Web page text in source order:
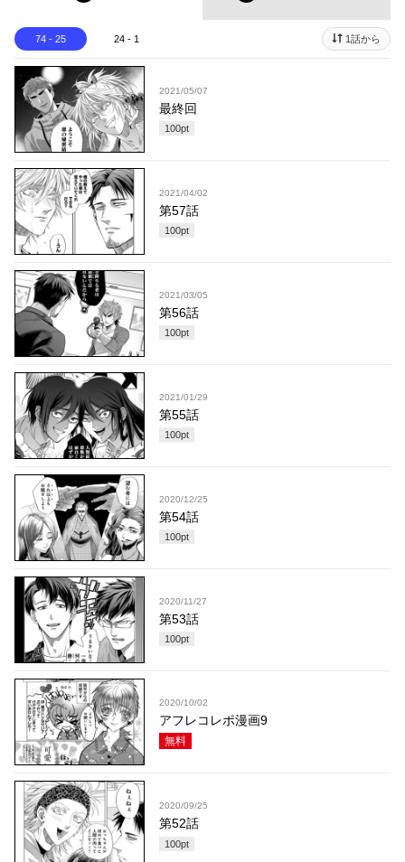
74 - 25 24 - 1 1話から
2021/05/07
最終回
100pt
2021/04/02
第57話
100pt
2021/03/05
第56話
100pt
2021/01/29
第55話
100pt
2020/12/25
第54話
100pt
2020/11/27
第53話
100pt
2020/10/02
アフレコレポ漫画9
無料
2020/09/25
第52話
100pt